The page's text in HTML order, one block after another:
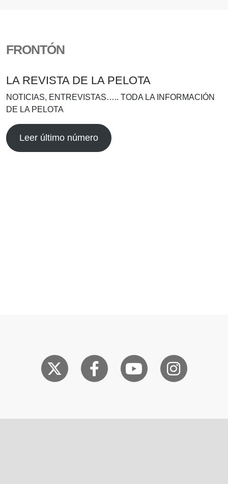
FRONTÓN
LA REVISTA DE LA PELOTA
NOTICIAS, ENTREVISTAS….. TODA LA INFORMACIÓN
DE LA PELOTA
Leer último número